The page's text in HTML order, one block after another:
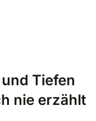
Tiefen
nie erzählt